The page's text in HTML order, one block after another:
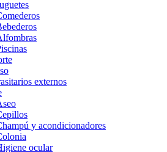
externos
y acondicionadores
ocular